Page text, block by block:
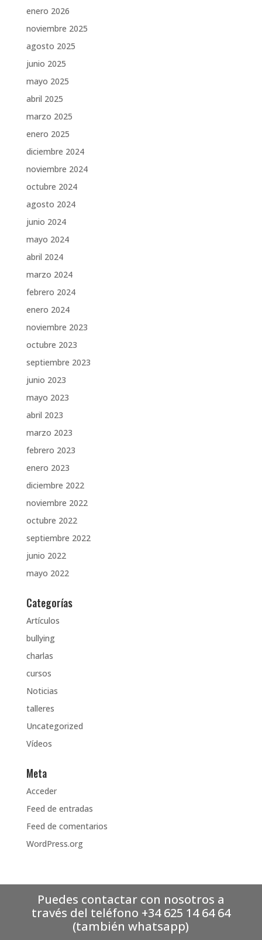
enero 2026
noviembre 2025
agosto 2025
junio 2025
mayo 2025
abril 2025
marzo 2025
enero 2025
diciembre 2024
noviembre 2024
octubre 2024
agosto 2024
junio 2024
mayo 2024
abril 2024
marzo 2024
febrero 2024
enero 2024
noviembre 2023
octubre 2023
septiembre 2023
junio 2023
mayo 2023
abril 2023
marzo 2023
febrero 2023
enero 2023
diciembre 2022
noviembre 2022
octubre 2022
septiembre 2022
junio 2022
mayo 2022
Categorías
Artículos
bullying
charlas
cursos
Noticias
talleres
Uncategorized
Vídeos
Meta
Acceder
Feed de entradas
Feed de comentarios
WordPress.org
Puedes contactar con nosotros a
través del teléfono +34 625 14 64 64
(también whatsapp)